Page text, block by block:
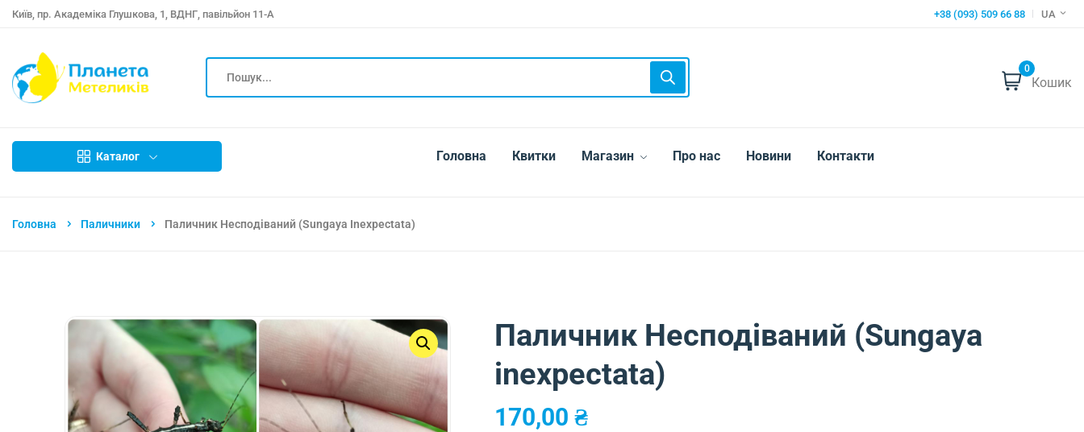
Київ, пр. Академіка Глушкова, 1, ВДНГ, павільйон 11-А +38 (093) 509 66 88 UA
0
Кошик
Каталог Головна Квитки Магазин Про нас Новини Контакти
Головна Паличники Паличник Несподіваний (Sungaya Inexpectata)
Паличник Несподіваний (Sungaya
inexpectata)
170,00₴